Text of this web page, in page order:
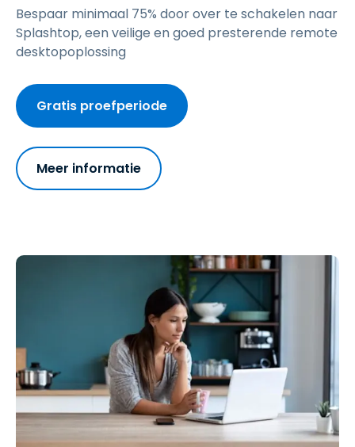
Bespaar minimaal 75% door over te schakelen naar
Splashtop, een veilige en goed presterende remote
desktopoplossing
Gratis proefperiode
Meer informatie